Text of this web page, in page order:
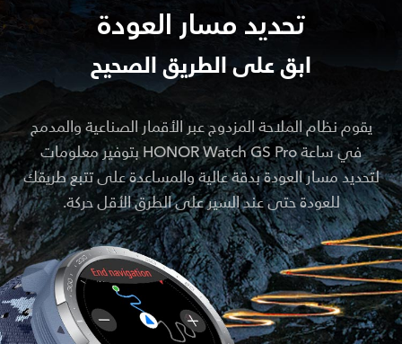
تحديد مسار العودة
ابق على الطريق الصحيح
يقوم نظام الملاحة المزدوج عبر الأقمار الصناعية والمدمج
في ساعة HONOR Watch GS Pro بتوفير معلومات
لتحديد مسار العودة بدقة عالية والمساعدة على تتبع طريقك
للعودة حتى عند السير على الطرق الأقل حركة.